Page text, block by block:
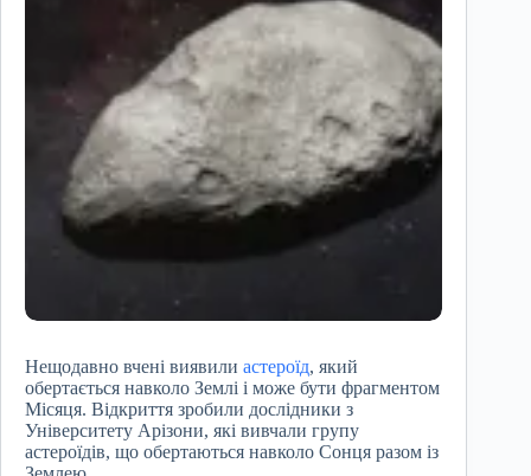
Нещодавно вчені виявили астероїд, який
обертається навколо Землі і може бути фрагментом
Місяця. Відкриття зробили дослідники з
Університету Арізони, які вивчали групу
астероїдів, що обертаються навколо Сонця разом із